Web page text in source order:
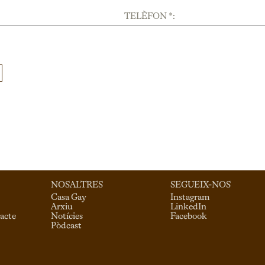
TELÈFON *:
NOSALTRES
Casa Gay
Arxiu
Notícies
Pòdcast
SEGUEIX-NOS
Instagram
LinkedIn
Facebook